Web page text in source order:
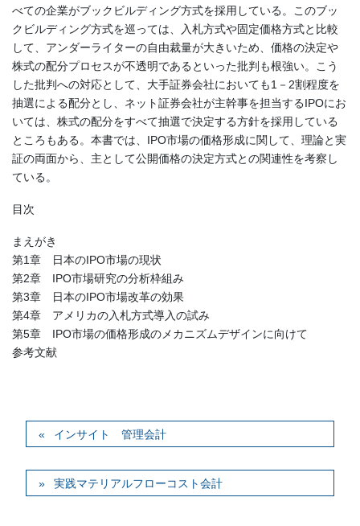
べての企業がブックビルディング方式を採用している。このブッ
クビルディング方式を巡っては、入札方式や固定価格方式と比較
して、アンダーライターの自由裁量が大きいため、価格の決定や
株式の配分プロセスが不透明であるといった批判も根強い。こう
した批判への対応として、大手証券会社においても1－2割程度を
抽選による配分とし、ネット証券会社が主幹事を担当するIPOにお
いては、株式の配分をすべて抽選で決定する方針を採用している
ところもある。本書では、IPO市場の価格形成に関して、理論と実
証の両面から、主として公開価格の決定方式との関連性を考察し
ている。
目次
まえがき
第1章 日本のIPO市場の現状
第2章 IPO市場研究の分析枠組み
第3章 日本のIPO市場改革の効果
第4章 アメリカの入札方式導入の試み
第5章 IPO市場の価格形成のメカニズムデザインに向けて
参考文献
インサイト 管理会計
実践マテリアルフローコスト会計